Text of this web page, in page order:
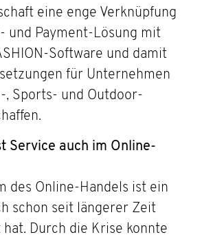
eine enge Verknüpfung
und Payment-Lösung mit
Software und damit
für Unternehmen
, Sports- und Outdoor-
Service auch im Online-
des Online-Handels ist ein
schon seit längerer Zeit
Durch die Krise konnte